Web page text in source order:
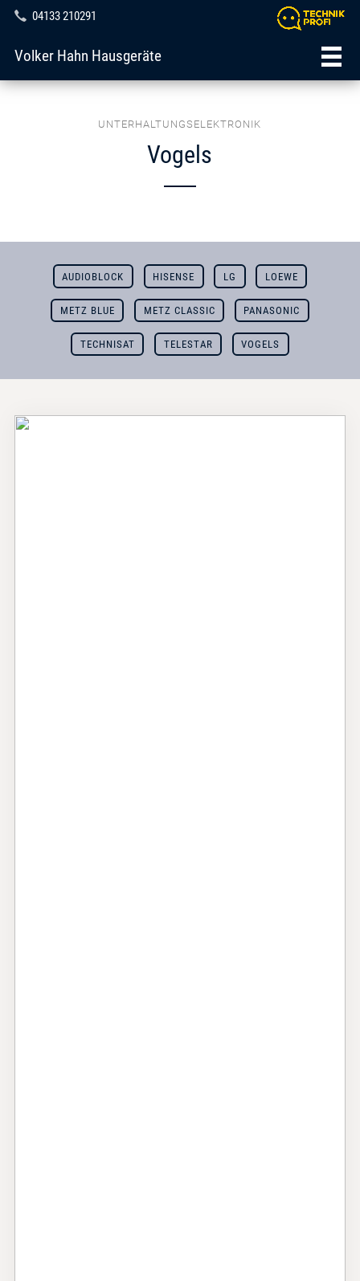
04133 210291
Volker Hahn Hausgeräte
UNTERHALTUNGSELEKTRONIK
Vogels
AUDIOBLOCK HISENSE LG LOEWE
METZ BLUE METZ CLASSIC PANASONIC
TECHNISAT TELESTAR VOGELS